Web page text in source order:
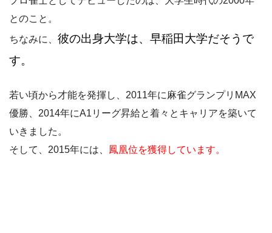
とのこと。
ちなみに、 彼の出身大学は、早稲田大学だそうで
す。
若い頃から才能を発揮し、2011年に麻雀グランプリMAX
優勝、2014年にA1リーグ昇給と着々とキャリアを築いて
いきました。
そして、2015年には、 鳳凰位を獲得しています。